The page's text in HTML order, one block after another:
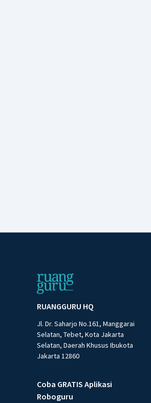
RUANGGURU HQ
Jl. Dr. Saharjo No.161, Manggarai
Selatan, Tebet, Kota Jakarta
Selatan, Daerah Khusus Ibukota
Jakarta 12860
Coba GRATIS Aplikasi
Roboguru